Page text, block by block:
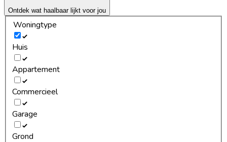
Ontdek wat haalbaar lijkt voor jou
Woningtype
Huis
Appartement
Commercieel
Garage
Grond